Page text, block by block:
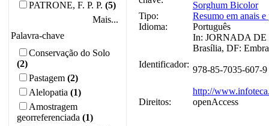
PATRONE, F. P. P. (5)
Mais...
Palavra-chave
Conservação do Solo
(2)
Pastagem (2)
Alelopatia (1)
Amostragem
georreferenciada (1)
Sorghum Bicolor
Tipo:
Resumo em anais
Idioma:
Português
Identificador:
In: JORNADA DE
Brasília, DF:
978-85-7035-607-9
http://
Direitos:
openAccess